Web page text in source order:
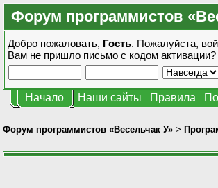
Форум программистов
Добро пожаловать, Гость. Пожалуйста,
Вам не пришло письмо с кодом активации?
Начало Наши сайты Правила
Форум программистов «Весельчак У» >